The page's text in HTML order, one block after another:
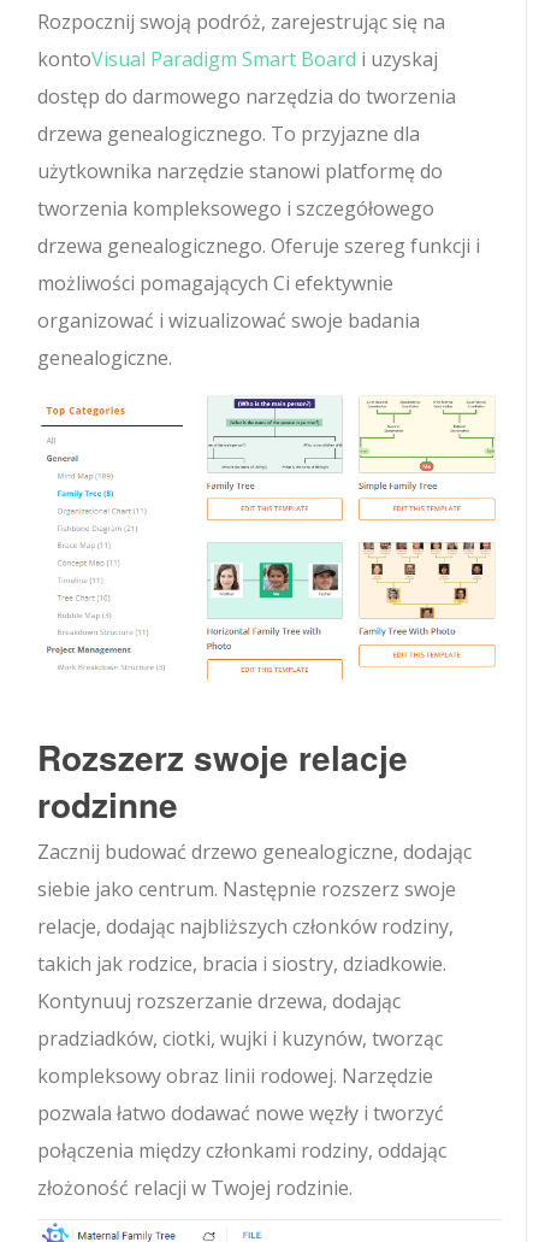
Rozpocznij swoją podróż, zarejestrując się na
kontoVisual Paradigm Smart Board i uzyskaj
dostęp do darmowego narzędzia do tworzenia
drzewa genealogicznego. To przyjazne dla
użytkownika narzędzie stanowi platformę do
tworzenia kompleksowego i szczegółowego
drzewa genealogicznego. Oferuje szereg funkcji i
możliwości pomagających Ci efektywnie
organizować i wizualizować swoje badania
genealogiczne.
Rozszerz swoje relacje
rodzinne
Zacznij budować drzewo genealogiczne, dodając
siebie jako centrum. Następnie rozszerz swoje
relacje, dodając najbliższych członków rodziny,
takich jak rodzice, bracia i siostry, dziadkowie.
Kontynuuj rozszerzanie drzewa, dodając
pradziadków, ciotki, wujki i kuzynów, tworząc
kompleksowy obraz linii rodowej. Narzędzie
pozwala łatwo dodawać nowe węzły i tworzyć
połączenia między członkami rodziny, oddając
złożoność relacji w Twojej rodzinie.